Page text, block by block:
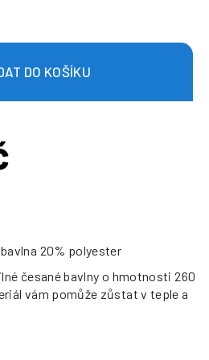
20% polyester
česané bavlny o hmotnosti 260
vám pomůže zůstat v teple a